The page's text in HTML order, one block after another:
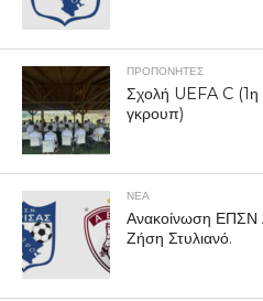
ΠΡΟΠΟΝΗΤΈΣ
Σχολή UEFA C
γκρουπ)
ΝΕΑ
Ανακοίνωση ΕΠΣΝ
Ζήση Στυλιανό.